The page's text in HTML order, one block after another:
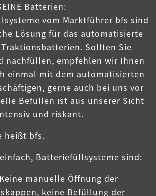
Batterien:
vom Marktführer bfs sind
Lösung für das automatisierte
Sollten Sie
nachfüllen, empfehlen wir Ihnen
einmal mit dem automatisierten
gerne auch bei uns vor
Befüllen ist aus unserer Sicht
und riskant.
heißt bfs.
einfach, Batteriefüllsysteme sind:
manuelle Öffnung der
keine Befüllung der